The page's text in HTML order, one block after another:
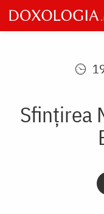
Skip
to
main
Sfinţirea